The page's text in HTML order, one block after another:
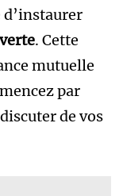
. Cette
mutuelle
par
de vos